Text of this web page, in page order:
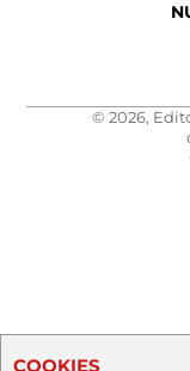
© 2026,
COOKIES